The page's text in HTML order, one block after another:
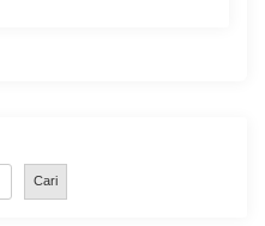
Cari